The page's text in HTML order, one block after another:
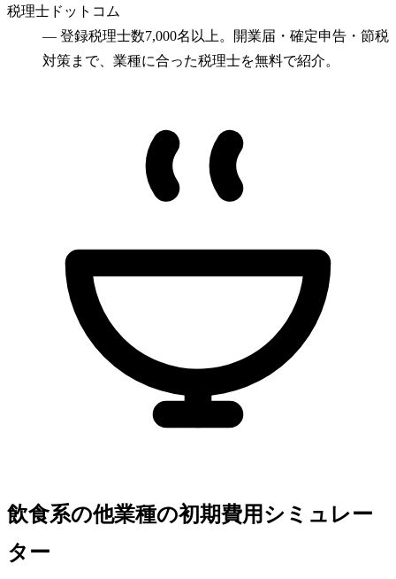
税理士ドットコム
— 登録税理士数7,000名以上。開業届・確定申告・節税
対策まで、業種に合った税理士を無料で紹介。
飲食系の他業種の初期費用シミュレー
ター